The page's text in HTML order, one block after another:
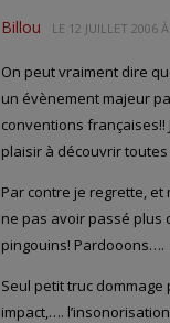
Billou LE 12 JUILLET 2006
On peut vraiment dire
un évènement majeur
conventions françaises!!
plaisir à découvrir
Par contre je regrette, et
ne pas avoir passé plus
pingouins! Pardooons….
Seul petit truc dommage
impact,….